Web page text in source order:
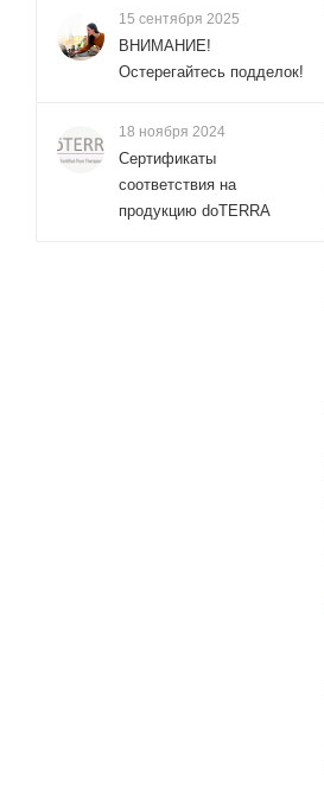
15 сентября 2025
ВНИМАНИЕ!
Остерегайтесь подделок!
18 ноября 2024
Сертификаты
соответствия на
продукцию doTERRA